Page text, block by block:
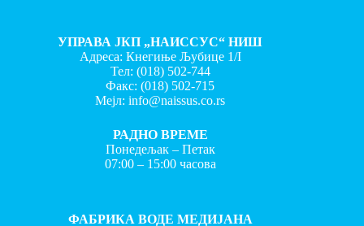
УПРАВА ЈКП „НАИССУС“ НИШ
Адреса: Кнегиње Љубице 1/I
Тел: (018) 502-744
Факс:(018) 502-715
Мејл:info@naissus.co.rs
РАДНО ВРЕМЕ
Понедељак – Петак
07:00 – 15:00 часова
ФАБРИКА ВОДЕ МЕДИЈАНА